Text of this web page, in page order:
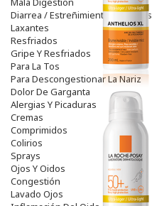
Diarrea / Estreñimiento / Vómitos
Laxantes
Resfriados
Gripe Y Resfriados
Para La Tos
Para Descongestionar La Nariz
Dolor De Garganta
Alergias Y Picaduras
Cremas
Comprimidos
Colirios
Sprays
Ojos Y Oidos
Congestión
Lavado Ojos